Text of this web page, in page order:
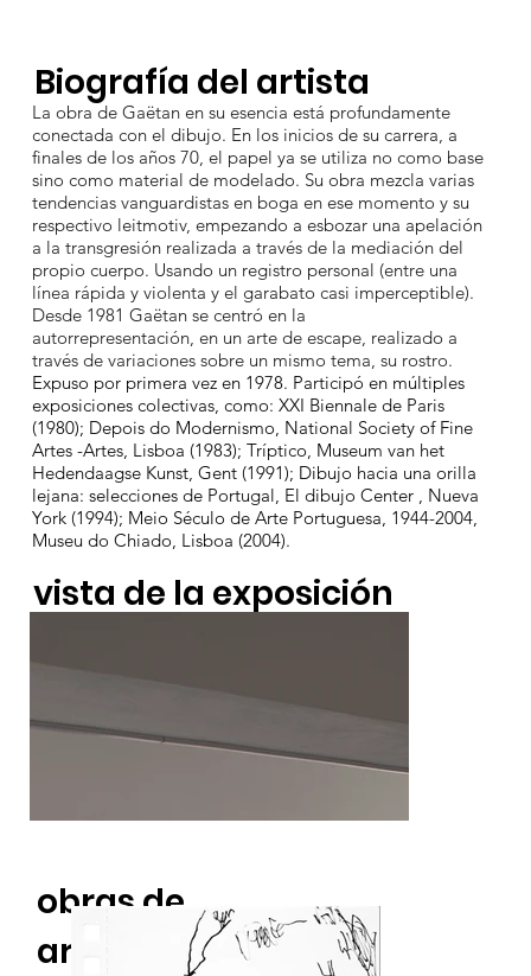
vista de la exposición
obras de
arte
La obra de Gaëtan en su esencia está profundamente
conectada con el dibujo. En los inicios de su carrera, a
finales de los años 70, el papel ya se utiliza no como base
sino como material de modelado. Su obra mezcla varias
tendencias vanguardistas en boga en ese momento y su
respectivo leitmotiv, empezando a esbozar una apelación
a la transgresión realizada a través de la mediación del
propio cuerpo. Usando un registro personal (entre una
línea rápida y violenta y el garabato casi imperceptible).
Desde 1981 Gaëtan se centró en la
autorrepresentación, en un arte de escape, realizado a
través de variaciones sobre un mismo tema, su rostro.
Expuso por primera vez en 1978. Participó en múltiples
exposiciones colectivas, como: XXI Biennale de Paris
(1980); Depois do Modernismo, National Society of Fine
Artes -Artes, Lisboa (1983); Tríptico, Museum van het
Hedendaagse Kunst, Gent (1991); Dibujo hacia una orilla
lejana: selecciones de Portugal, El dibujo Center , Nueva
York (1994); Meio Século de Arte Portuguesa, 1944-2004,
Museu do Chiado, Lisboa (2004).
Biografía del artista